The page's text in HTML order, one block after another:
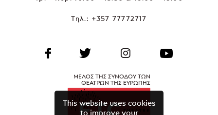
Τηλ.: +357 77772717
ΜΕΛΟΣ ΤΗΣ ΣΥΝΟΔΟΥ ΤΩΝ
ΘΕΑΤΡΩΝ ΤΗΣ ΕΥΡΩΠΗΣ
This website uses cookies
to improve your